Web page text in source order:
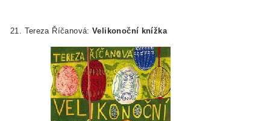
21. Tereza Říčanová:Velikonoční knížka